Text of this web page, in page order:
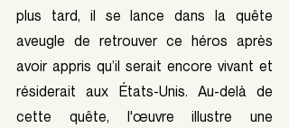
plus tard, il se lance dans la quête
aveugle de retrouver ce héros après
avoir appris qu’il serait encore vivant et
résiderait aux États-Unis. Au-delà de
cette quête, l'œuvre illustre une